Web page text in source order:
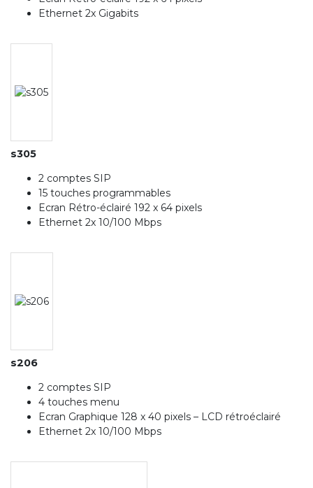
Ethernet 2x Gigabits
s305
2 comptes SIP
15 touches programmables
Ecran Rétro-éclairé 192 x 64 pixels
Ethernet 2x 10/100 Mbps
s206
2 comptes SIP
4 touches menu
Ecran Graphique 128 x 40 pixels – LCD rétroéclairé
Ethernet 2x 10/100 Mbps